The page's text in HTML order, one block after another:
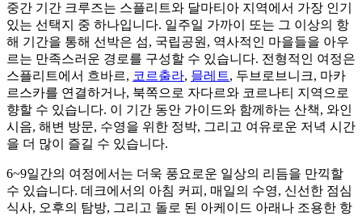
중간 기간 크루즈는 스플리트와 달마티아 지역에서 가장 인기
있는 선택지 중 하나입니다. 일주일 가까이 또는 그 이상의 항
해 기간을 통해 선박은 섬, 국립공원, 역사적인 마을들을 아우
르는 만족스러운 경로를 구성할 수 있습니다. 전형적인 여정은
스플리트에서 흐바르, 코르출라, 믈레트, 두브로브니크, 마카
르스카를 연결하거나, 북쪽으로 자다르와 코르나티 지역으로
향할 수 있습니다. 이 기간 동안 가이드와 함께하는 산책, 와인
시음, 해변 방문, 수영을 위한 정박, 그리고 여유로운 저녁 시간
을 더 많이 즐길 수 있습니다.
6~9일간의 여정에서는 더욱 풍요로운 일상의 리듬을 만끽할
수 있습니다. 데크에서의 아침 커피, 매일의 수영, 신선한 점심
식사, 오후의 탐방, 그리고 돌로 된 아케이드 아래나 조용한 항